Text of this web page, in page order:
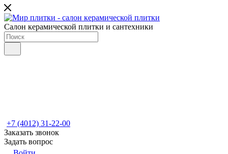
Салон керамической плитки и сантехники
+7 (4012) 31-22-00
Заказать звонок
Задать вопрос